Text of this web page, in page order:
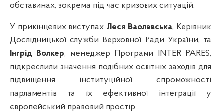
обставинах, зокрема під час кризових ситуацій.
У прикінцевих виступах Леся Ваолевська, Керівник
Дослідницької служби Верховної Ради України, та
Інгрід Волкер, менеджер Програми INTER PARES,
підкреслили значення подібних освітніх заходів для
підвищення інституційної спроможності
парламентів та їх ефективної інтеграції у
європейський правовий простір.